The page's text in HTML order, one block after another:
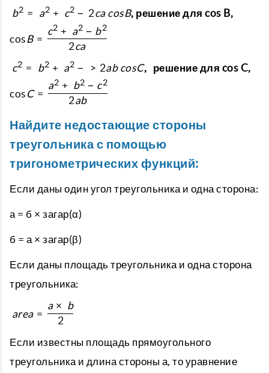
b2 = a2 + c2 − 2ca cosB, решение для cos B,
cosB =
c2 + a2 − b2
2ca
c2 = b2 + a2 − > 2ab cosC, решение для cos C,
cos C =
a2 + b2 − c2
2ab
Найдите недостающие стороны
треугольника с помощью
тригонометрических функций:
Если даны один угол треугольника и одна сторона:
а = б × загар(α)
б = а × загар(β)
Если даны площадь треугольника и одна сторона
треугольника:
area =
a × b
2
Если известны площадь прямоугольного
треугольника и длина стороны а, то уравнение